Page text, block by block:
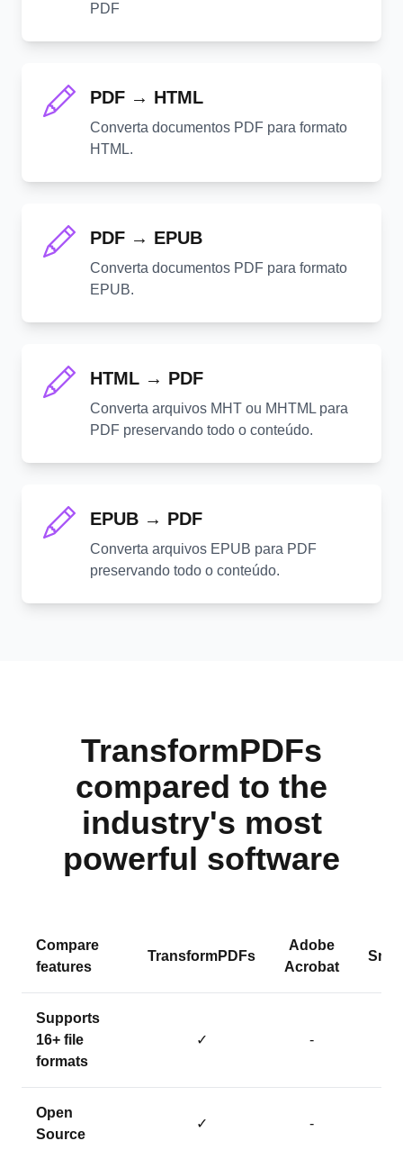
PDF
PDF → HTML
Converta documentos PDF para formato
HTML.
PDF → EPUB
Converta documentos PDF para formato
EPUB.
HTML → PDF
Converta arquivos MHT ou MHTML para
PDF preservando todo o conteúdo.
EPUB → PDF
Converta arquivos EPUB para PDF
preservando todo o conteúdo.
TransformPDFs
compared to the
industry's most
powerful software
Compare
features
TransformPDFs
Adobe
Acrobat
Supports
16+ file
formats
✓ -
Open
Source
✓ -